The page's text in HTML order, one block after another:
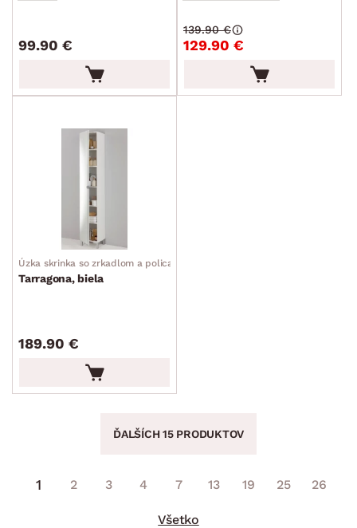
99.90 € 129.90 €
139.90 €
Úzka skrinka so zrkadlom a policami
Tarragona, biela
189.90 €
ĎALŠÍCH 15 PRODUKTOV
1 2 3 4 7 13 19 25 26
Všetko